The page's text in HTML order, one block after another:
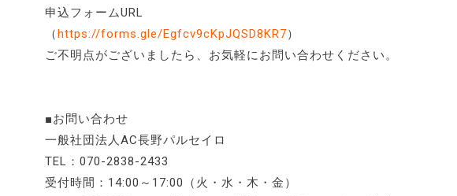
申込フォームURL
（https://forms.gle/Egfcv9cKpJQSD8KR7）
ご不明点がございましたら、お気軽にお問い合わせください。
■お問い合わせ
一般社団法人AC長野パルセイロ
TEL：070-2838-2433
受付時間：14:00～17:00（火・水・木・金）